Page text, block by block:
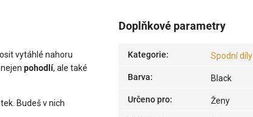
vytáhlé nahoru
pohodlí, ale také
Budeš v nich
Doplňkové parametry
Kategorie: Spodní díly
Barva: Black
Určeno pro: Ženy